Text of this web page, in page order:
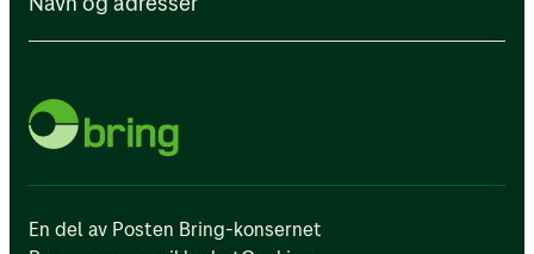
En del av Posten Bring-konsernet